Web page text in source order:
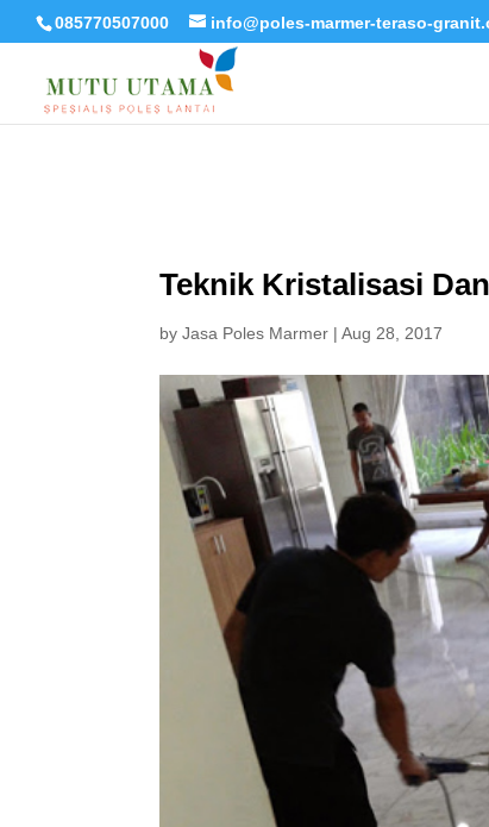
085770507000 info@poles-marmer-teraso-
Teknik Kristalisasi
byJasa Poles Marmer |Aug 28, 2017